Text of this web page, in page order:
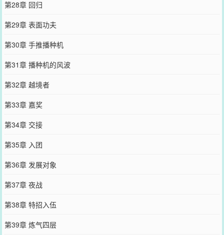
第28章 回归
第29章 表面功夫
第30章 手推播种机
第31章 播种机的风波
第32章 越境者
第33章 嘉奖
第34章 交接
第35章 入团
第36章 发展对象
第37章 夜战
第38章 特招入伍
第39章 炼气四层